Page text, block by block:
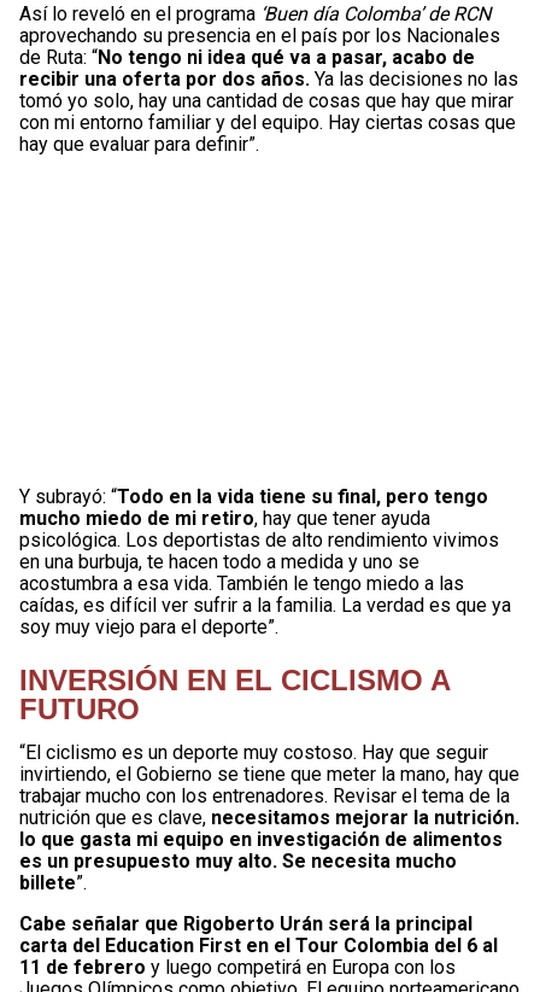
Así lo reveló en el programa ‘Buen día Colomba’ de RCN
aprovechando su presencia en el país por los Nacionales
de Ruta: “No tengo ni idea qué va a pasar, acabo de
recibir una oferta por dos años. Ya las decisiones no las
tomó yo solo, hay una cantidad de cosas que hay que mirar
con mi entorno familiar y del equipo. Hay ciertas cosas que
hay que evaluar para definir”.
Y subrayó: “Todo en la vida tiene su final, pero tengo
mucho miedo de mi retiro, hay que tener ayuda
psicológica. Los deportistas de alto rendimiento vivimos
en una burbuja, te hacen todo a medida y uno se
acostumbra a esa vida. También le tengo miedo a las
caídas, es difícil ver sufrir a la familia. La verdad es que ya
soy muy viejo para el deporte”.
INVERSIÓN EN EL CICLISMO A
FUTURO
“El ciclismo es un deporte muy costoso. Hay que seguir
invirtiendo, el Gobierno se tiene que meter la mano, hay que
trabajar mucho con los entrenadores. Revisar el tema de la
nutrición que es clave, necesitamos mejorar la nutrición.
lo que gasta mi equipo en investigación de alimentos
es un presupuesto muy alto. Se necesita mucho
billete”.
Cabe señalar que Rigoberto Urán será la principal
carta del Education First en el Tour Colombia del 6 al
11 de febrero y luego competirá en Europa con los